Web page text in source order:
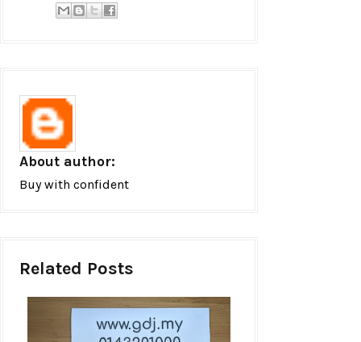
About author:
Buy with confident
Related Posts